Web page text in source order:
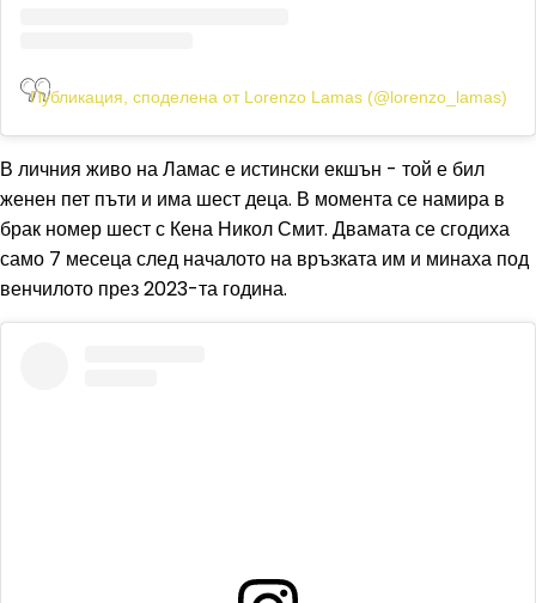
Публикация, споделена от Lorenzo Lamas (@lorenzo_lamas)
В личния живо на Ламас е истински екшън - той е бил
женен пет пъти и има шест деца. В момента се намира в
брак номер шест с Кена Никол Смит. Двамата се сгодиха
само 7 месеца след началото на връзката им и минаха под
венчилото през 2023-та година.